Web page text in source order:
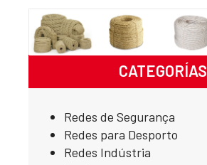
CATEGORÍAS
Redes de Segurança
Redes para Desporto
Redes Indústria